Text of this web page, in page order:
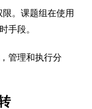
。课题组在使用
手段。
管理和执行分